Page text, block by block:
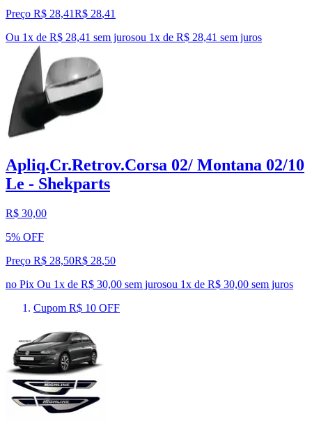
Preço R$ 28,41R$ 28,41
Ou 1x de R$ 28,41 sem jurosou 1x de R$ 28,41 sem juros
Apliq.Cr.Retrov.Corsa 02/ Montana 02/10
Le - Shekparts
R$ 30,00
5% OFF
Preço R$ 28,50R$ 28,50
no Pix Ou 1x de R$ 30,00 sem jurosou 1x de R$ 30,00 sem juros
Cupom R$ 10 OFF